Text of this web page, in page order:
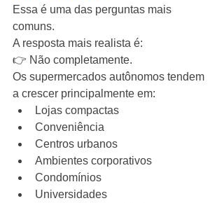
Essa é uma das perguntas mais
comuns.
A resposta mais realista é:
👉 Não completamente.
Os supermercados autônomos tendem
a crescer principalmente em:
Lojas compactas
Conveniência
Centros urbanos
Ambientes corporativos
Condomínios
Universidades